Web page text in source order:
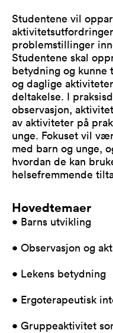
Studentene vil
problemstillinger
Studentene skal
betydning og
og daglige
deltakelse. I
observasjon,
av aktiviteter på
unge. Fokuset vil
med barn og unge,
hvordan de kan
helsefremmende
Hovedtemaer
• Barns utvikling
• Observasjon og
• Lekens betydning
• Ergoterapeutisk
• Gruppeaktivitet